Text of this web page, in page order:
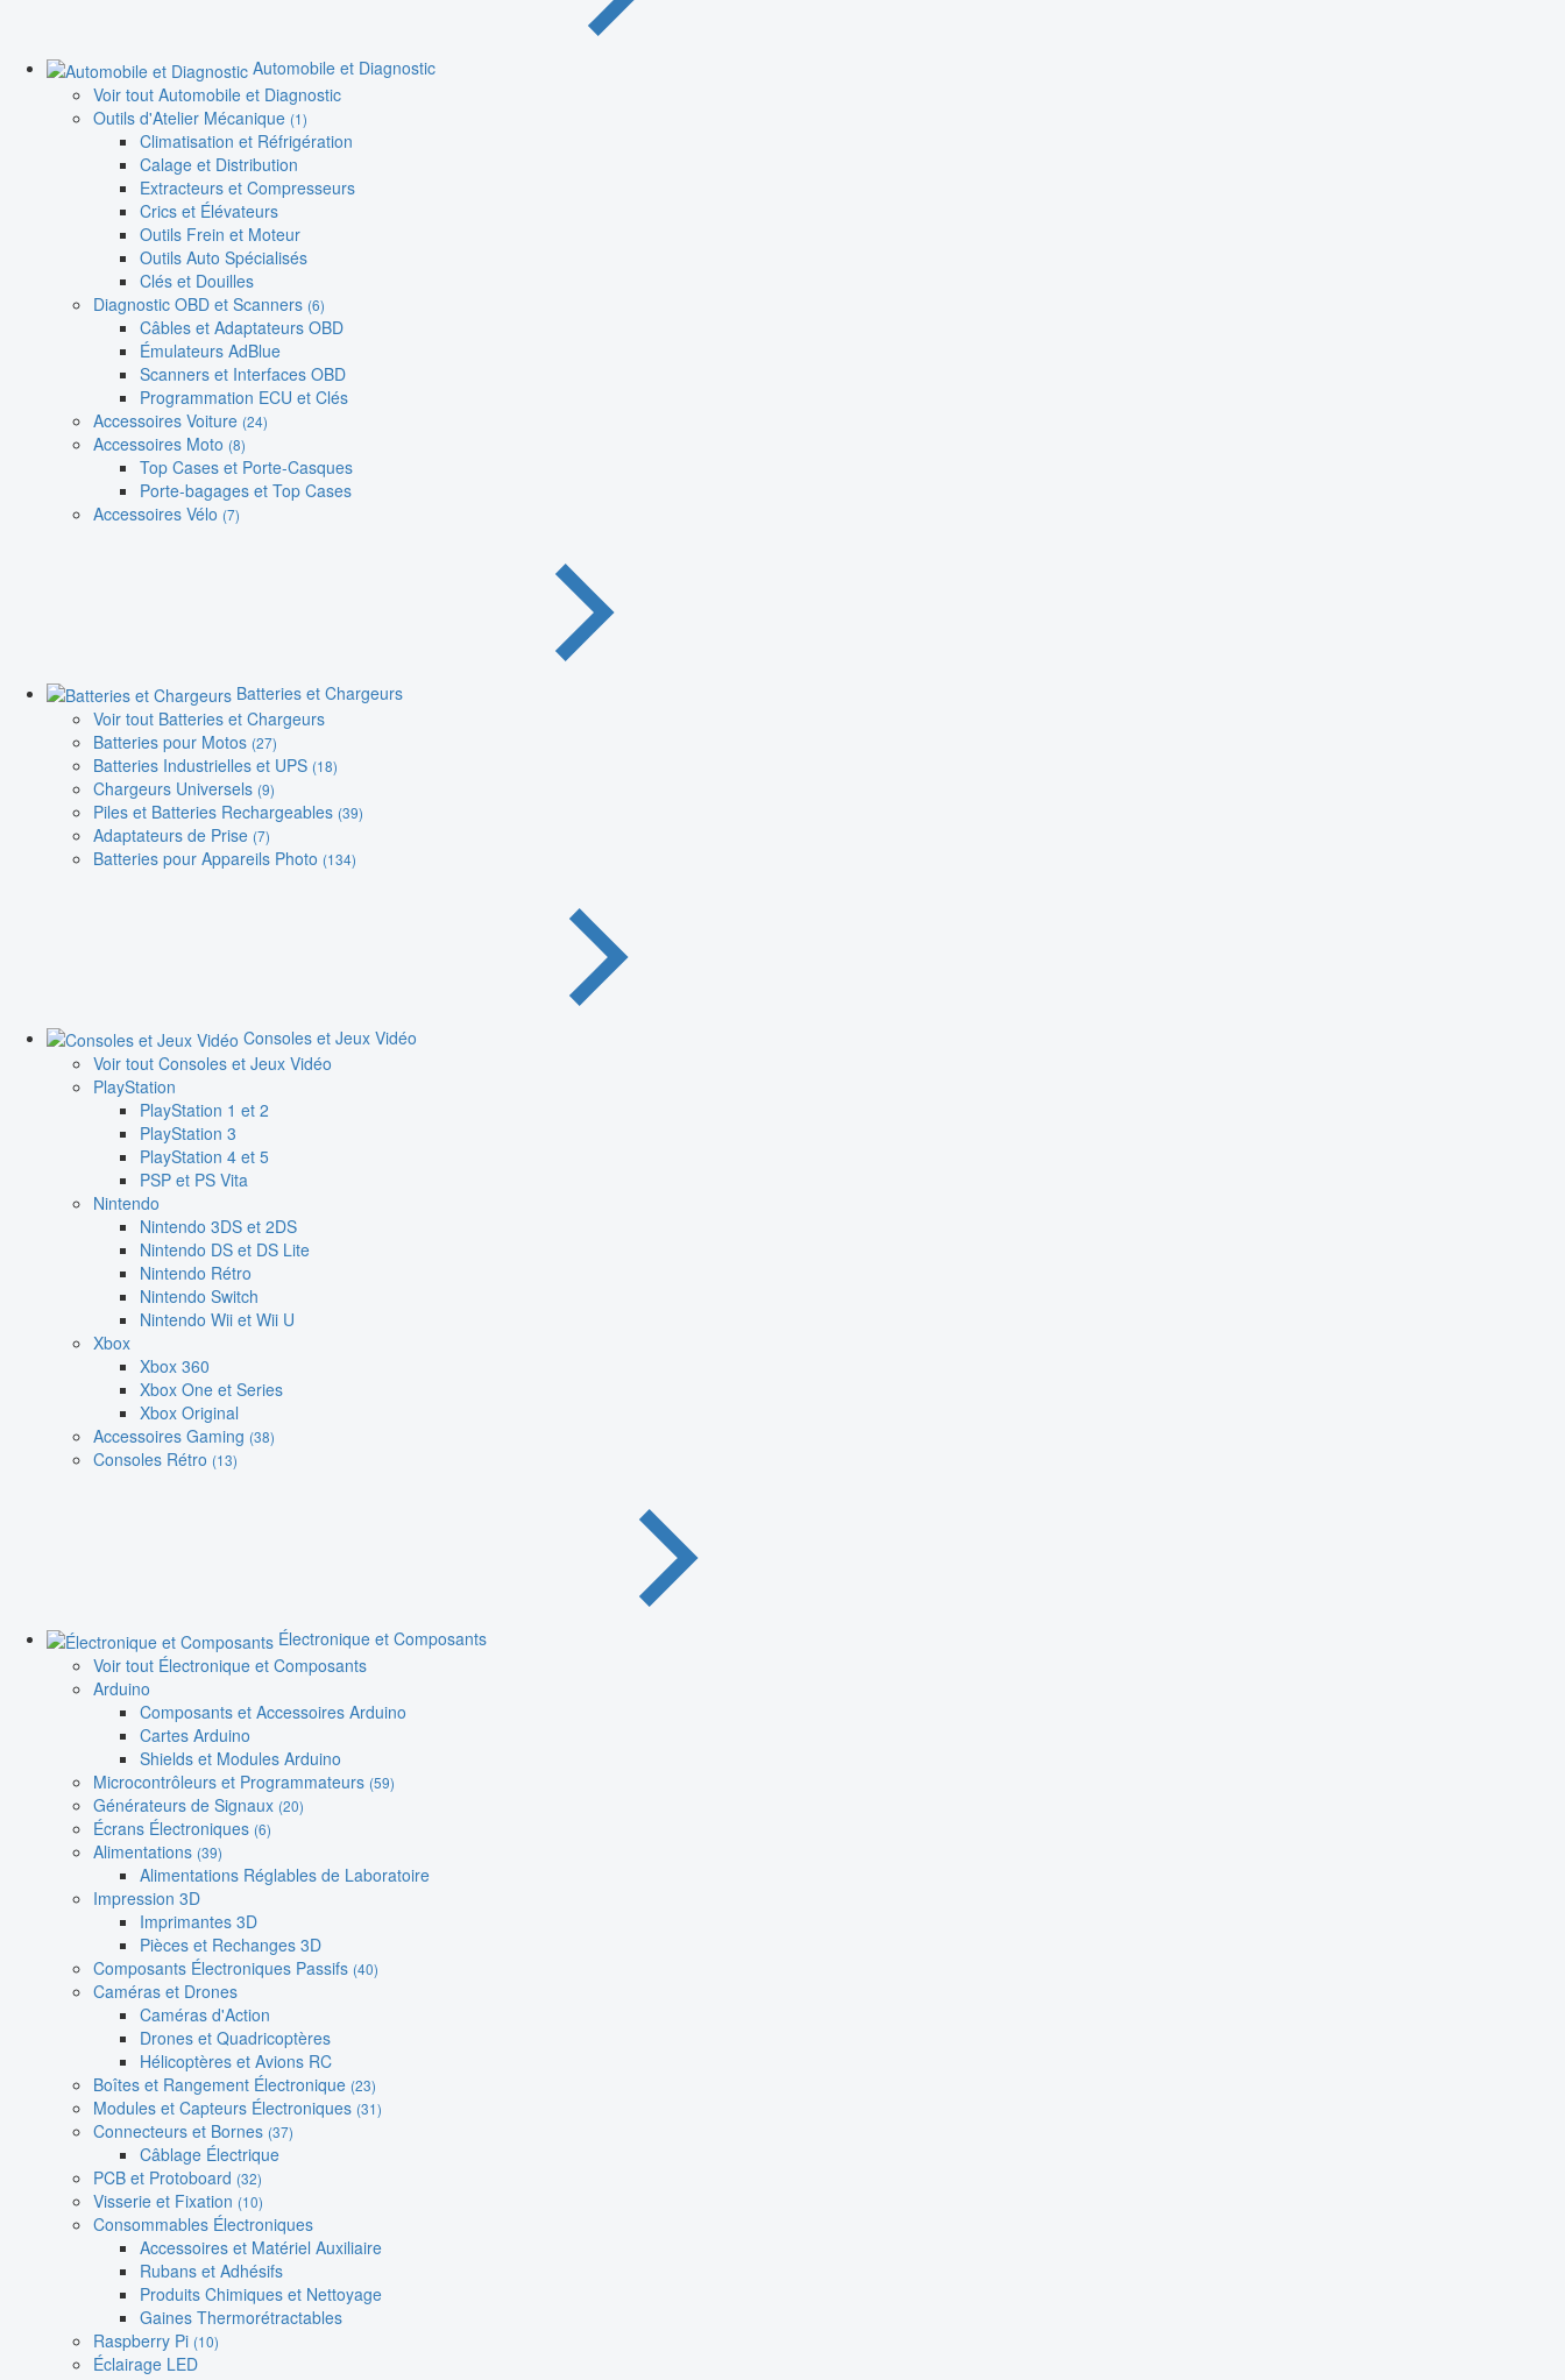
Automobile et Diagnostic
Voir tout Automobile et Diagnostic
Outils d'Atelier Mécanique (1)
Climatisation et Réfrigération
Calage et Distribution
Extracteurs et Compresseurs
Crics et Élévateurs
Outils Frein et Moteur
Outils Auto Spécialisés
Clés et Douilles
Diagnostic OBD et Scanners (6)
Câbles et Adaptateurs OBD
Émulateurs AdBlue
Scanners et Interfaces OBD
Programmation ECU et Clés
Accessoires Voiture (24)
Accessoires Moto (8)
Top Cases et Porte-Casques
Porte-bagages et Top Cases
Accessoires Vélo (7)
Batteries et Chargeurs
Voir tout Batteries et Chargeurs
Batteries pour Motos (27)
Batteries Industrielles et UPS (18)
Chargeurs Universels (9)
Piles et Batteries Rechargeables (39)
Adaptateurs de Prise (7)
Batteries pour Appareils Photo (134)
Consoles et Jeux Vidéo
Voir tout Consoles et Jeux Vidéo
PlayStation
PlayStation 1 et 2
PlayStation 3
PlayStation 4 et 5
PSP et PS Vita
Nintendo
Nintendo 3DS et 2DS
Nintendo DS et DS Lite
Nintendo Rétro
Nintendo Switch
Nintendo Wii et Wii U
Xbox
Xbox 360
Xbox One et Series
Xbox Original
Accessoires Gaming (38)
Consoles Rétro (13)
Électronique et Composants
Voir tout Électronique et Composants
Arduino
Composants et Accessoires Arduino
Cartes Arduino
Shields et Modules Arduino
Microcontrôleurs et Programmateurs (59)
Générateurs de Signaux (20)
Écrans Électroniques (6)
Alimentations (39)
Alimentations Réglables de Laboratoire
Impression 3D
Imprimantes 3D
Pièces et Rechanges 3D
Composants Électroniques Passifs (40)
Caméras et Drones
Caméras d'Action
Drones et Quadricoptères
Hélicoptères et Avions RC
Boîtes et Rangement Électronique (23)
Modules et Capteurs Électroniques (31)
Connecteurs et Bornes (37)
Câblage Électrique
PCB et Protoboard (32)
Visserie et Fixation (10)
Consommables Électroniques
Accessoires et Matériel Auxiliaire
Rubans et Adhésifs
Produits Chimiques et Nettoyage
Gaines Thermorétractables
Raspberry Pi (10)
Éclairage LED